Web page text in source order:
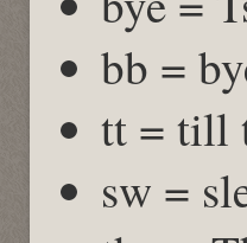
bb =
tt = till
sw =